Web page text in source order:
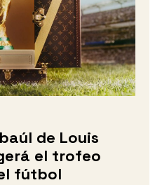
de Louis
el trofeo
fútbol